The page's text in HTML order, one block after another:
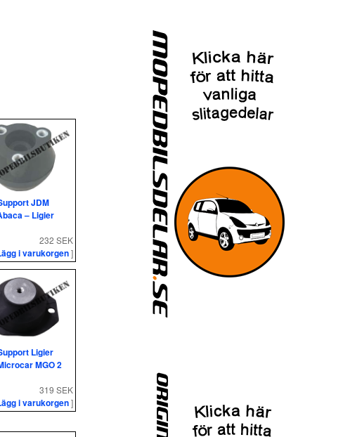
JDM
– Ligier
232 SEK
i varukorgen]
Ligier
MGO 2
319 SEK
i varukorgen]